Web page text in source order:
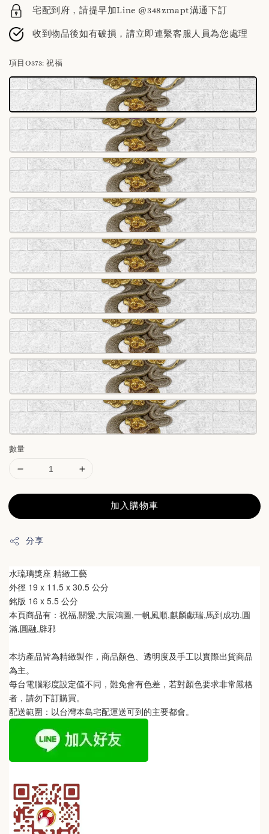
宅配到府，請提早加Line @348zmapt溝通下訂
收到物品後如有破損，請立即連繫客服人員為您處理
項目O373: 祝福
數量
加入購物車
分享
水琉璃獎座 精緻工藝
外徑 19 x 11.5 x 30.5 公分
銘版 16 x 5.5 公分
本頁商品有：祝福,關愛,大展鴻圖,一帆風順,麒麟獻瑞,馬到成功,圓
滿,圓融,辟邪
本坊產品皆為精緻製作，商品顏色、透明度及手工以實際出貨商品
為主。
每台電腦彩度設定值不同，難免會有色差，若對顏色要求非常嚴格
者，請勿下訂購買。
配送範圍：以台灣本島宅配運送可到的主要都會。